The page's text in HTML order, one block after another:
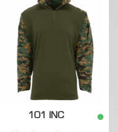
101 INC